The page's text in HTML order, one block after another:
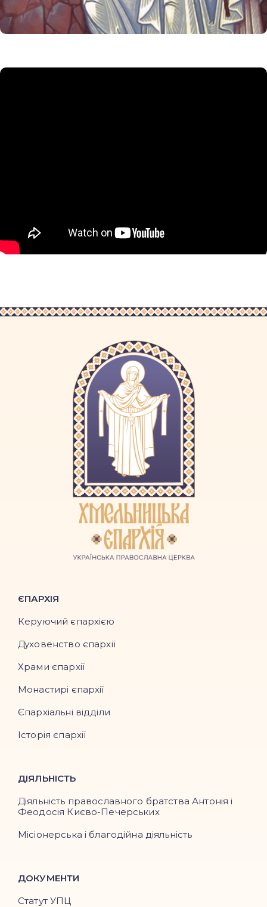
ЄПАРХІЯ
Керуючий єпархією
Духовенство єпархії
Храми єпархії
Монастирі єпархії
Єпархіальні відділи
Історія єпархії
ДІЯЛЬНІСТЬ
Діяльність православного братства Антонія і
Феодосія Києво-Печерських
Місіонерська і благодійна діяльність
ДОКУМЕНТИ
Статут УПЦ